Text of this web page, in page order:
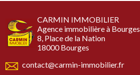
CARMIN IMMOBILIER
Agence immobilière à Bourges
8, Place de la Nation
18000 Bourges
contact@carmin-immobilier.fr